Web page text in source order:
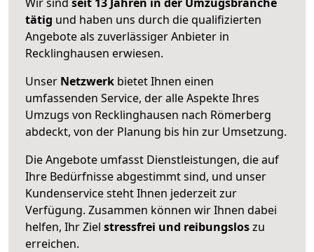
tätig und haben uns durch die qualifizierten
Angebote als zuverlässiger Anbieter in
Recklinghausen erwiesen.
Unser Netzwerk bietet Ihnen einen
umfassenden Service, der alle Aspekte Ihres
Umzugs von Recklinghausen nach Römerberg
abdeckt, von der Planung bis hin zur Umsetzung.
Die Angebote umfasst Dienstleistungen, die auf
Ihre Bedürfnisse abgestimmt sind, und unser
Kundenservice steht Ihnen jederzeit zur
Verfügung. Zusammen können wir Ihnen dabei
helfen, Ihr Ziel stressfrei und reibungsloszu
erreichen.